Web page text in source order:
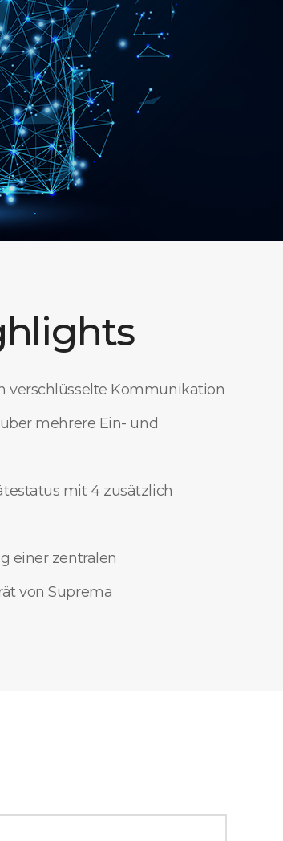
verschlüsselte Kommunikation
mehrere Ein- und
mit 4 zusätzlich
einer zentralen
von Suprema